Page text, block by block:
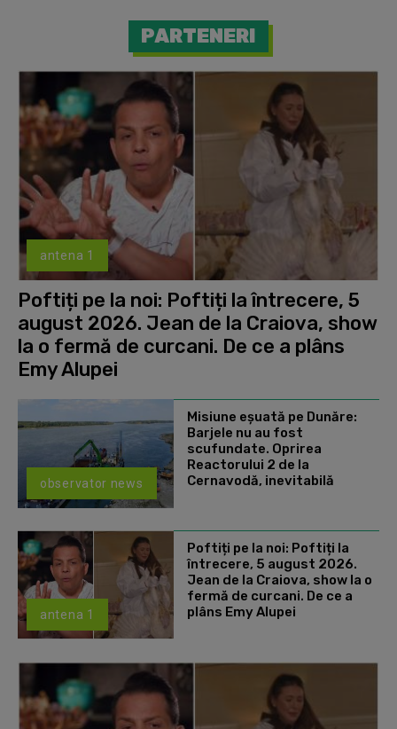
PARTENERI
antena 1
Poftiți pe la noi: Poftiți la întrecere, 5
august 2026. Jean de la Craiova, show
la o fermă de curcani. De ce a plâns
Emy Alupei
observator news
Misiune eșuată pe Dunăre:
Barjele nu au fost
scufundate. Oprirea
Reactorului 2 de la
Cernavodă, inevitabilă
antena 1
Poftiți pe la noi: Poftiți la
întrecere, 5 august 2026.
Jean de la Craiova, show la o
fermă de curcani. De ce a
plâns Emy Alupei